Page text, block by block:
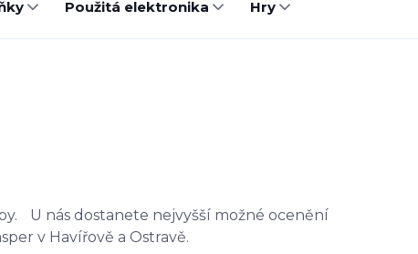
Použitá elektronika Hry
U nás dostanete nejvyšší možné ocenění
v Havířově a Ostravě.